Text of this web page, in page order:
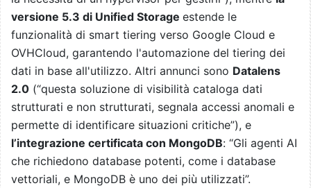
versione 5.3 di Unified Storage estende le
funzionalità di smart tiering verso Google Cloud e
OVHCloud, garantendo l'automazione del tiering dei
dati in base all'utilizzo. Altri annunci sono Datalens
2.0 (“questa soluzione di visibilità cataloga dati
strutturati e non strutturati, segnala accessi anomali e
permette di identificare situazioni critiche”), e
l’integrazione certificata con MongoDB: “Gli agenti AI
che richiedono database potenti, come i database
vettoriali, e MongoDB è uno dei più utilizzati”.